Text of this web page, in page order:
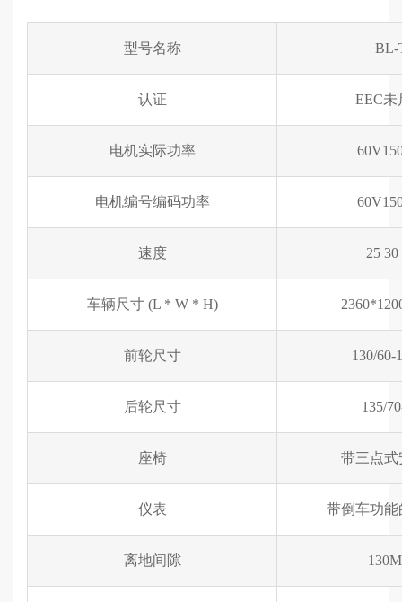
型号名称 BL-
认证 EEC未
电机实际功率
电机编号编码功率
速度 25 30
车辆尺寸 (L * W * H)
前轮尺寸 130/60-
后轮尺寸 135/
座椅 带三点式
仪表 带倒车功能
离地间隙